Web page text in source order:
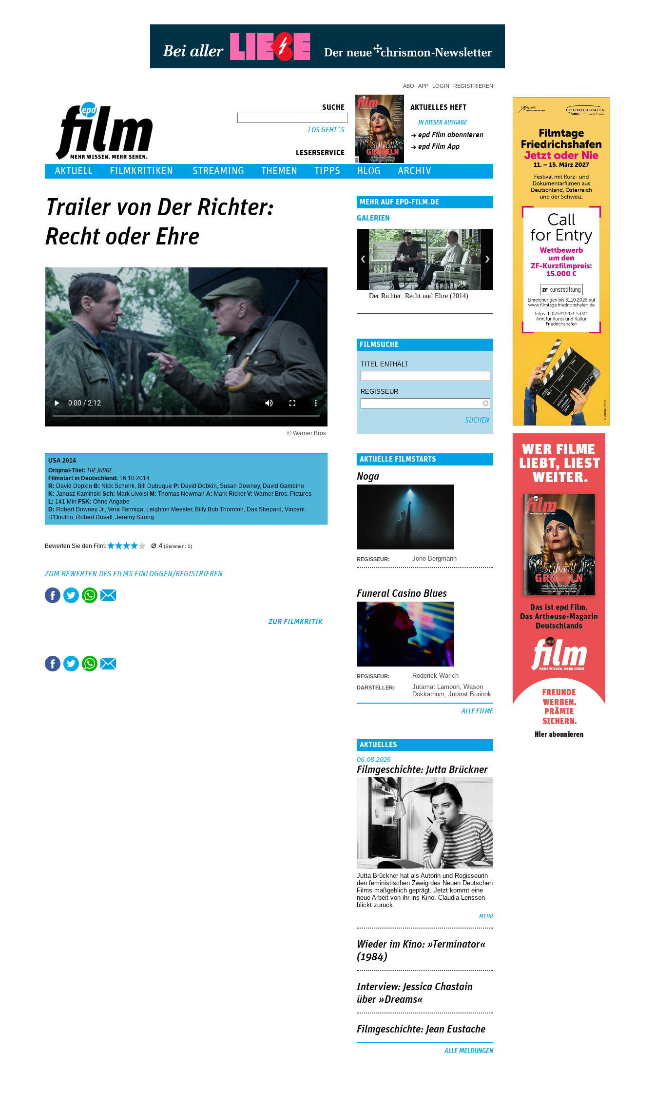
ABO APP LOGIN REGISTRIEREN
SUCHE
LESERSERVICE
AKTUELLES HEFT
IN DIESER AUSGABE
epd Film abonnieren
epd Film App
AKTUELL FILMKRITIKEN STREAMING THEMEN TIPPS BLOG ARCHIV
Trailer von Der Richter:
Recht oder Ehre
© Warner Bros.
USA 2014
Original-Titel: THE JUDGE
Filmstart in Deutschland: 16.10.2014
R: David Dopkin B: Nick Schenk, Bill Dubuque P: David Dobkin, Susan Downey, David Gambino
K: Janusz Kaminski Sch: Mark Livolsi M: Thomas Newman A: Mark Ricker V: Warner Bros. Pictures
L: 141 Min FSK: Ohne Angabe
D: Robert Downey Jr., Vera Farmiga, Leighton Meester, Billy Bob Thornton, Dax Shepard , Vincent
D'Onofrio, Robert Duvall , Jeremy Strong
Bewerten Sie den Film: ⌀ 4 (Stimmen: 1)
ZUM BEWERTEN DES FILMS EINLOGGEN/REGISTRIEREN
ZUR FILMKRITIK
MEHR AUF EPD-FILM.DE
GALERIEN
Der Richter: Recht und Ehre (2014)
FILMSUCHE
TITEL ENTHÄLT
REGISSEUR
AKTUELLE FILMSTARTS
Noga
REGISSEUR: Jono Bergmann
Funeral Casino Blues
REGISSEUR: Roderick Warich
DARSTELLER: Jutamat Lamoon Wason
Dokkathum Jutarat Burinok
ALLE FILME
AKTUELLES
06.08.2026
Filmgeschichte: Jutta Brückner
Jutta Brückner hat als Autorin und Regisseurin
den feministischen Zweig des Neuen Deutschen
Films maßgeblich geprägt. Jetzt kommt eine
neue Arbeit von ihr ins Kino. Claudia Lenssen
blickt zurück.
MEHR
Wieder im Kino: »Terminator«
(1984)
Interview: Jessica Chastain
über »Dreams«
Filmgeschichte: Jean Eustache
ALLE MELDUNGEN